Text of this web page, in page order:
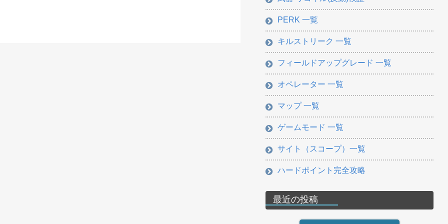
PERK 一覧
キルストリーク 一覧
フィールドアップグレード 一覧
オペレーター 一覧
マップ 一覧
ゲームモード 一覧
サイト（スコープ）一覧
ハードポイント完全攻略
最近の投稿